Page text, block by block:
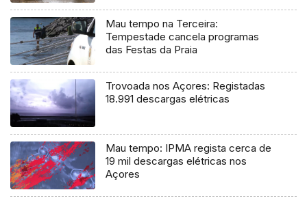
Mau tempo na Terceira:
Tempestade cancela programas
das Festas da Praia
Trovoada nos Açores: Registadas
18.991 descargas elétricas
Mau tempo: IPMA regista cerca de
19 mil descargas elétricas nos
Açores